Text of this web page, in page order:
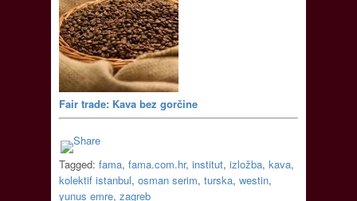
Fair trade: Kava bez gorčine
Tagged: fama, fama.com.hr, institut, izložba, kava,
kolektif istanbul, osman serim, turska, westin,
yunus emre, zagreb